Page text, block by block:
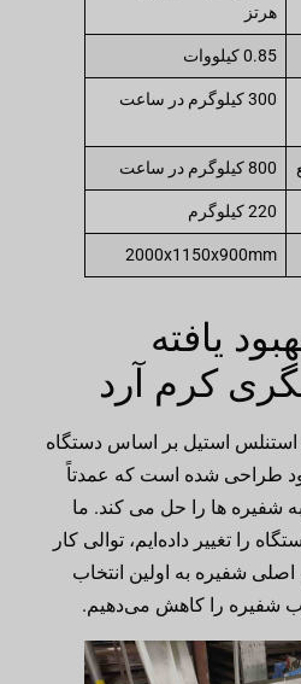
هرتز
0.85 کیلووات
300 کیلوگرم در ساعت
800 کیلوگرم در ساعت
220 کیلوگرم
2000x1150x900mm
یافته
کرم آرد
استنلس استیل بر اساس دستگاه
طراحی شده است که عمدتاً
شفیره ها را حل می کند. ما
را تغییر داده‌ایم، توالی کار
اصلی شفیره به اولین انتخاب
شفیره را کاهش می‌دهیم.